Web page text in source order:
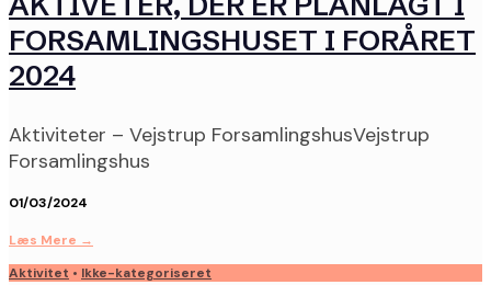
FORSAMLINGSHUSET I FORÅRET
2024
Aktiviteter – Vejstrup ForsamlingshusVejstrup
Forsamlingshus
01/03/2024
Læs Mere →
Aktivitet • Ikke-kategoriseret